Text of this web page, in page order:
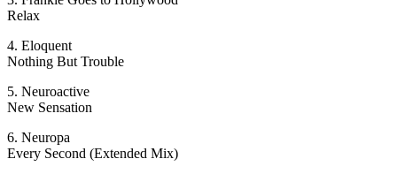
Relax
4. Eloquent
Nothing But Trouble
5. Neuroactive
New Sensation
6. Neuropa
Every Second (Extended Mix)